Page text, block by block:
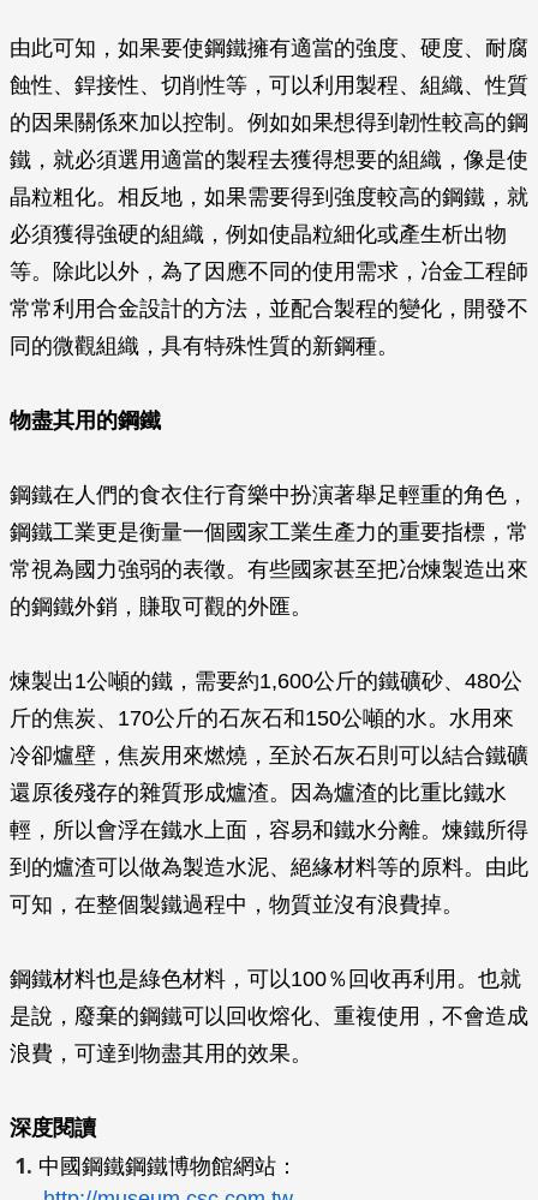
由此可知，如果要使鋼鐵擁有適當的強度、硬度、耐腐
蝕性、銲接性、切削性等，可以利用製程、組織、性質
的因果關係來加以控制。例如如果想得到韌性較高的鋼
鐵，就必須選用適當的製程去獲得想要的組織，像是使
晶粒粗化。相反地，如果需要得到強度較高的鋼鐵，就
必須獲得強硬的組織，例如使晶粒細化或產生析出物
等。除此以外，為了因應不同的使用需求，冶金工程師
常常利用合金設計的方法，並配合製程的變化，開發不
同的微觀組織，具有特殊性質的新鋼種。
物盡其用的鋼鐵
鋼鐵在人們的食衣住行育樂中扮演著舉足輕重的角色，
鋼鐵工業更是衡量一個國家工業生產力的重要指標，常
常視為國力強弱的表徵。有些國家甚至把冶煉製造出來
的鋼鐵外銷，賺取可觀的外匯。
煉製出1公噸的鐵，需要約1,600公斤的鐵礦砂、480公
斤的焦炭、170公斤的石灰石和150公噸的水。水用來
冷卻爐壁，焦炭用來燃燒，至於石灰石則可以結合鐵礦
還原後殘存的雜質形成爐渣。因為爐渣的比重比鐵水
輕，所以會浮在鐵水上面，容易和鐵水分離。煉鐵所得
到的爐渣可以做為製造水泥、絕緣材料等的原料。由此
可知，在整個製鐵過程中，物質並沒有浪費掉。
鋼鐵材料也是綠色材料，可以100％回收再利用。也就
是說，廢棄的鋼鐵可以回收熔化、重複使用，不會造成
浪費，可達到物盡其用的效果。
深度閱讀
中國鋼鐵鋼鐵博物館網站：